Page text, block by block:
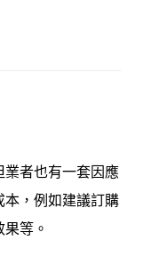
業者也有一套因應
本，例如建議訂購
等。